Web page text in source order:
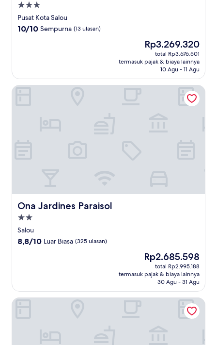
Properti
bintang
3.0
Pusat Kota Salou
10.0
10/10 Sempurna (13 ulasan)
Harga
sekarang
Rp3.269.320
Rp3.269.320
total Rp3.676.501
termasuk pajak & biaya lainnya
10 Agu - 11 Agu
Ona Jardines Paraisol
Ona Jardines Paraisol
Properti
bintang
2.0
Salou
8.8
ulasan)
8,8/10 Luar Biasa (325 ulasan)
Harga
sekarang
Rp2.685.598
Rp2.685.598
total Rp2.995.188
termasuk pajak & biaya lainnya
30 Agu - 31 Agu
Ona Jardines Paraisol
Ohtels Villa Dorada